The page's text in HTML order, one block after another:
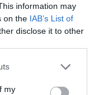
information may
on the IAB’s List of
disclose it to other
one or more Google
You may click to
my
παίζοντας το